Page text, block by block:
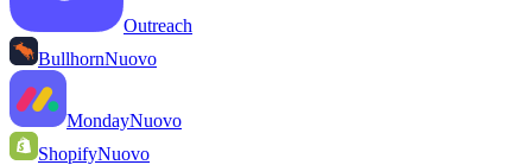
Outreach
BullhornNuovo
MondayNuovo
ShopifyNuovo